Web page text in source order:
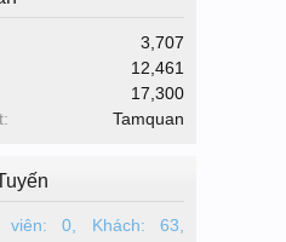
3,707
12,461
17,300
Tamquan
viên: 0, Khách: 63,